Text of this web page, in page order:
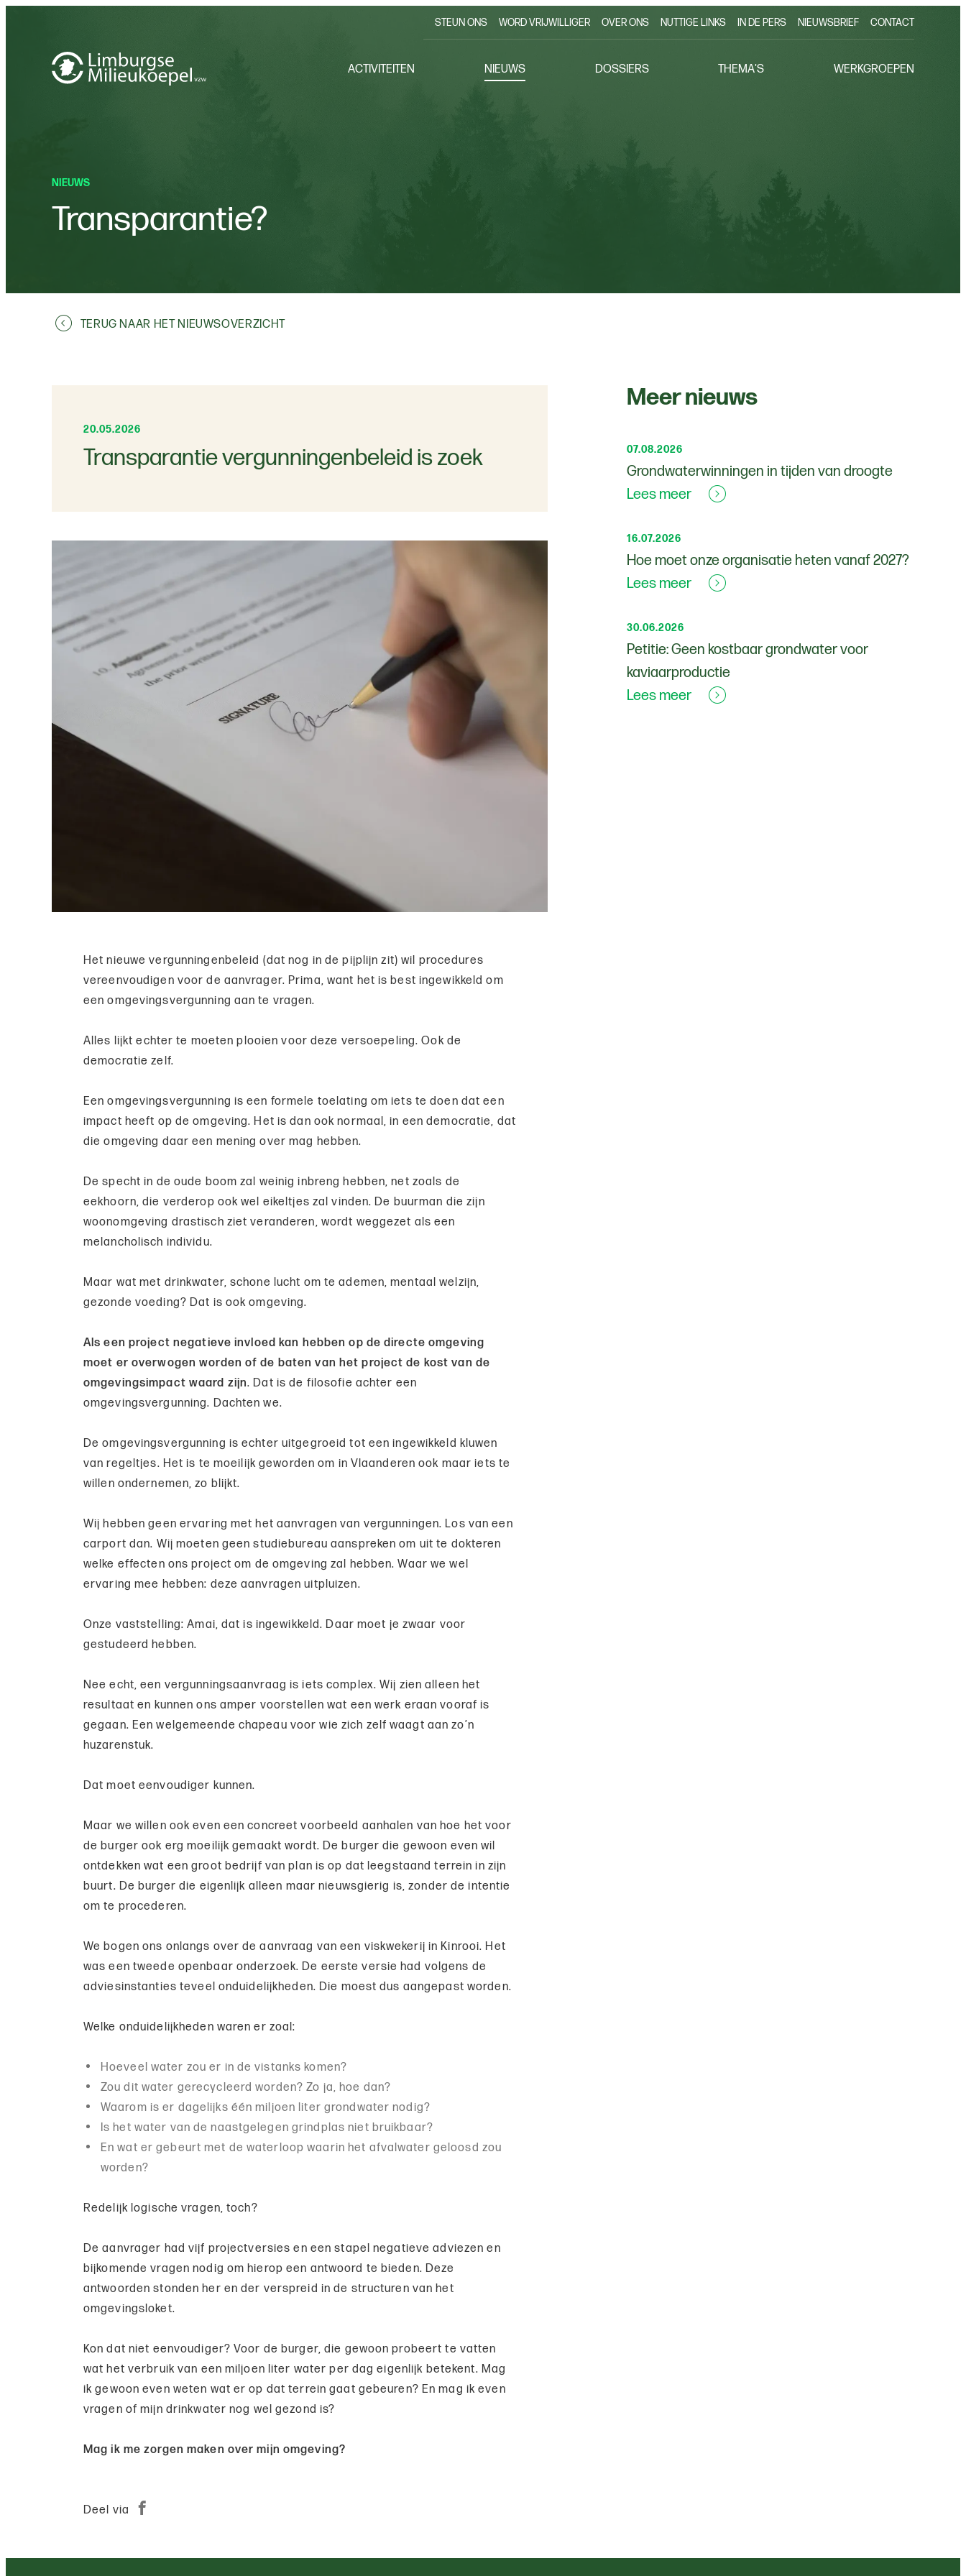
STEUN ONS WORD VRIJWILLIGER OVER ONS NUTTIGE LINKS IN DE PERS NIEUWSBRIEF CONTACT
ACTIVITEITEN NIEUWS DOSSIERS THEMA'S WERKGROEPEN
NIEUWS
Transparantie?
TERUG NAAR HET NIEUWSOVERZICHT
20.05.2026
Transparantie vergunningenbeleid is zoek
Het nieuwe vergunningenbeleid (dat nog in de pijplijn zit) wil procedures
vereenvoudigen voor de aanvrager. Prima, want het is best ingewikkeld om
een omgevingsvergunning aan te vragen.
Alles lijkt echter te moeten plooien voor deze versoepeling. Ook de
democratie zelf.
Een omgevingsvergunning is een formele toelating om iets te doen dat een
impact heeft op de omgeving. Het is dan ook normaal, in een democratie, dat
die omgeving daar een mening over mag hebben.
De specht in de oude boom zal weinig inbreng hebben, net zoals de
eekhoorn, die verderop ook wel eikeltjes zal vinden. De buurman die zijn
woonomgeving drastisch ziet veranderen, wordt weggezet als een
melancholisch individu.
Maar wat met drinkwater, schone lucht om te ademen, mentaal welzijn,
gezonde voeding? Dat is ook omgeving.
Als een project negatieve invloed kan hebben op de directe omgeving
moet er overwogen worden of de baten van het project de kost van de
omgevingsimpact waard zijn. Dat is de filosofie achter een
omgevingsvergunning. Dachten we.
De omgevingsvergunning is echter uitgegroeid tot een ingewikkeld kluwen
van regeltjes. Het is te moeilijk geworden om in Vlaanderen ook maar iets te
willen ondernemen, zo blijkt.
Wij hebben geen ervaring met het aanvragen van vergunningen. Los van een
carport dan. Wij moeten geen studiebureau aanspreken om uit te dokteren
welke effecten ons project om de omgeving zal hebben. Waar we wel
ervaring mee hebben: deze aanvragen uitpluizen.
Onze vaststelling: Amai, dat is ingewikkeld. Daar moet je zwaar voor
gestudeerd hebben.
Nee echt, een vergunningsaanvraag is iets complex. Wij zien alleen het
resultaat en kunnen ons amper voorstellen wat een werk eraan vooraf is
gegaan. Een welgemeende chapeau voor wie zich zelf waagt aan zo’n
huzarenstuk.
Dat moet eenvoudiger kunnen.
Maar we willen ook even een concreet voorbeeld aanhalen van hoe het voor
de burger ook erg moeilijk gemaakt wordt. De burger die gewoon even wil
ontdekken wat een groot bedrijf van plan is op dat leegstaand terrein in zijn
buurt. De burger die eigenlijk alleen maar nieuwsgierig is, zonder de intentie
om te procederen.
We bogen ons onlangs over de aanvraag van een viskwekerij in Kinrooi. Het
was een tweede openbaar onderzoek. De eerste versie had volgens de
adviesinstanties teveel onduidelijkheden. Die moest dus aangepast worden.
Welke onduidelijkheden waren er zoal:
Hoeveel water zou er in de vistanks komen?
Zou dit water gerecycleerd worden? Zo ja, hoe dan?
Waarom is er dagelijks één miljoen liter grondwater nodig?
Is het water van de naastgelegen grindplas niet bruikbaar?
En wat er gebeurt met de waterloop waarin het afvalwater geloosd zou
worden?
Redelijk logische vragen, toch?
De aanvrager had vijf projectversies en een stapel negatieve adviezen en
bijkomende vragen nodig om hierop een antwoord te bieden. Deze
antwoorden stonden her en der verspreid in de structuren van het
omgevingsloket.
Kon dat niet eenvoudiger? Voor de burger, die gewoon probeert te vatten
wat het verbruik van een miljoen liter water per dag eigenlijk betekent. Mag
ik gewoon even weten wat er op dat terrein gaat gebeuren? En mag ik even
vragen of mijn drinkwater nog wel gezond is?
Mag ik me zorgen maken over mijn omgeving?
Deel via
Meer nieuws
07.08.2026
Grondwaterwinningen in tijden van droogte
Lees meer
16.07.2026
Hoe moet onze organisatie heten vanaf 2027?
Lees meer
30.06.2026
Petitie: Geen kostbaar grondwater voor
kaviaarproductie
Lees meer